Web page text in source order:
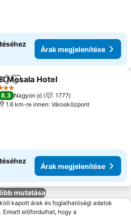
Árak megjelenítése
Hozzáadás a kedvencekhez
Mesala Hotel
Kategória
8,3 Nagyon jó
1777
1.6 km-re innen: Városközpont
Árak megjelenítése
mutatása
kapott árak és foglalhatósági adatok
előfordulhat, hogy a